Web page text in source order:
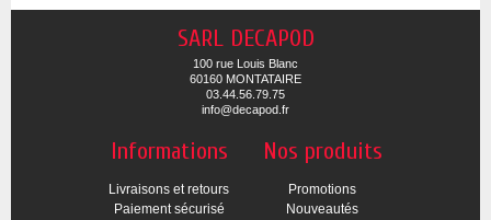
SARL DECAPOD
100 rue Louis Blanc
60160 MONTATAIRE
03.44.56.79.75
info@decapod.fr
Informations
Livraisons et retours
Paiement sécurisé
Nos produits
Promotions
Nouveautés